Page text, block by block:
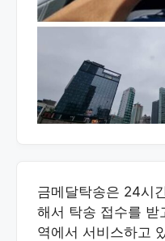
금메달탁송은 24시
해서 탁송 접수를 받
역에서 서비스하고